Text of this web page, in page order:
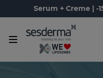
Serum + Creme | -